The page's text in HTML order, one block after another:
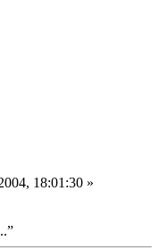
18:01:30 »